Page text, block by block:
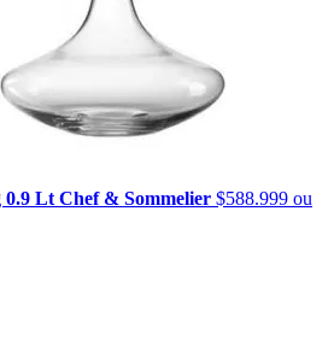
0.9 Lt Chef & Sommelier $588.999 ou